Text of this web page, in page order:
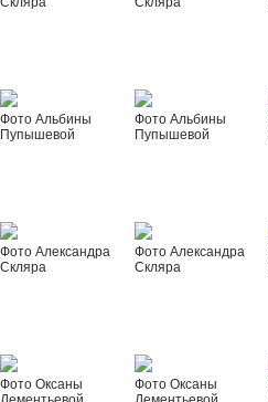
Фото Альбины
Пупышевой
Фото Альбины
Пупышевой
Фото Александра
Скляра
Фото Александра
Скляра
Фото Оксаны
Фото Оксаны